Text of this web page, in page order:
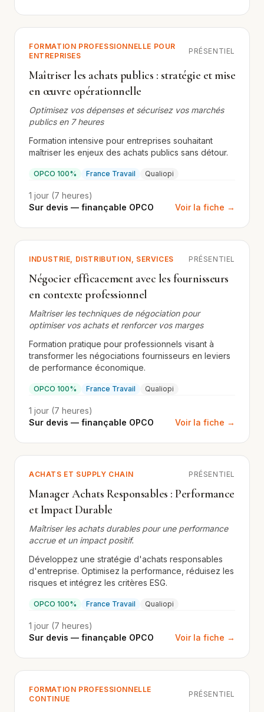
FORMATION PROFESSIONNELLE POUR
ENTREPRISES
PRÉSENTIEL
Maîtriser les achats publics : stratégie et mise
en œuvre opérationnelle
Optimisez vos dépenses et sécurisez vos marchés
publics en 7 heures
Formation intensive pour entreprises souhaitant
maîtriser les enjeux des achats publics sans détour.
OPCO 100% France Travail Qualiopi
1 jour (7 heures)
Sur devis — finançable OPCO
Voir la fiche →
INDUSTRIE, DISTRIBUTION, SERVICES PRÉSENTIEL
Négocier efficacement avec les fournisseurs
en contexte professionnel
Maîtriser les techniques de négociation pour
optimiser vos achats et renforcer vos marges
Formation pratique pour professionnels visant à
transformer les négociations fournisseurs en leviers
de performance économique.
OPCO 100% France Travail Qualiopi
1 jour (7 heures)
Sur devis — finançable OPCO
Voir la fiche →
ACHATS ET SUPPLY CHAIN PRÉSENTIEL
Manager Achats Responsables : Performance
et Impact Durable
Maîtriser les achats durables pour une performance
accrue et un impact positif.
Développez une stratégie d'achats responsables
d'entreprise. Optimisez la performance, réduisez les
risques et intégrez les critères ESG.
OPCO 100% France Travail Qualiopi
1 jour (7 heures)
Sur devis — finançable OPCO
Voir la fiche →
FORMATION PROFESSIONNELLE
CONTINUE
PRÉSENTIEL